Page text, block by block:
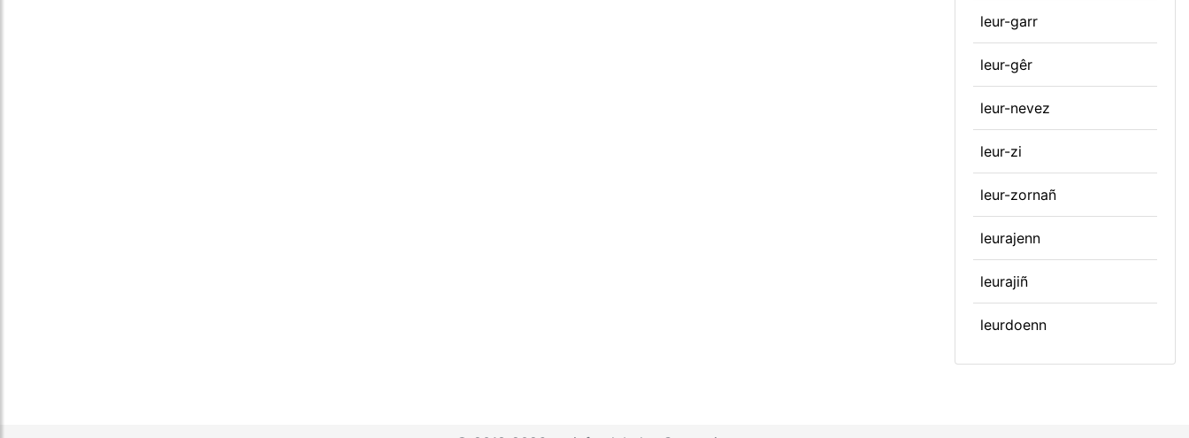
leur-garr
leur-gêr
leur-nevez
leur-zi
leur-zornañ
leurajenn
leurajiñ
leurdoenn